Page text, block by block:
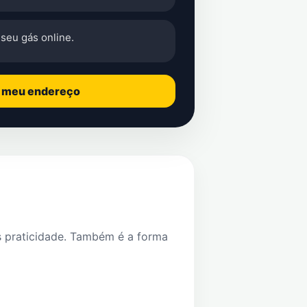
gás online.
endereço
Também é a forma